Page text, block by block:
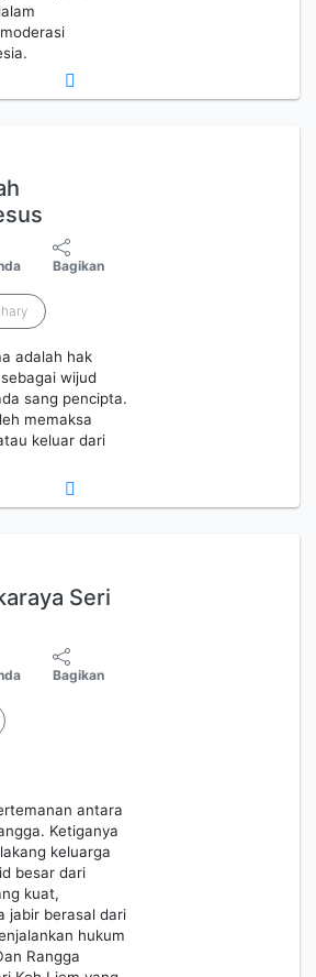
Bagikan
adalah hak
wijud
sang pencipta.
memaksa
keluar dari
Seri
Bagikan
antara
Ketiganya
keluarga
besar dari
kuat,
jabir berasal dari
hukum
Rangga